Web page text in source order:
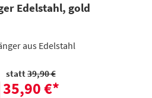
Edelstahl, gold
aus Edelstahl
statt39,90 €
35,90 €*